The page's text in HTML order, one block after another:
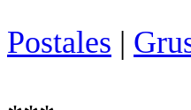
Postales |